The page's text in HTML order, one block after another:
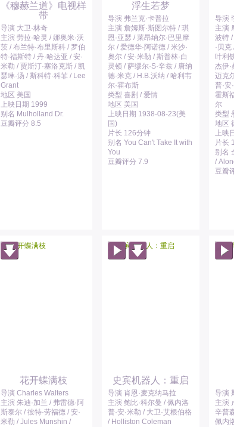
《穆赫兰道》电视样
带
导演 大卫·林奇
主演 劳拉·哈灵 / 娜奥米·沃
茨 / 布兰特·布里斯科 / 罗伯
特·福斯特 / 丹·哈达亚 / 安·
米勒 / 贾斯汀·塞洛克斯 / 凯
瑟琳·汤 / 斯科特·科菲 / Lee
Grant
地区 美国
上映日期 1999
别名 Mulholland Dr.
豆瓣评分 8.5
浮生若梦
导演 弗兰克·卡普拉
主演 詹姆斯·斯图尔特 / 琪
恩·亚瑟 / 莱昂纳尔·巴里摩
尔 / 爱德华·阿诺德 / 米沙·
奥尔 / 安·米勒 / 斯普林·白
灵顿 / 萨缪尔·S·辛兹 / 唐纳
德·米克 / H.B.沃纳 / 哈利韦
尔·霍布斯
类型 喜剧 / 爱情
地区 美国
上映日期 1938-08-23(美
国)
片长 126分钟
别名 You Can't Take It with
You
豆瓣评分 7.9
导演
主演
波特
·贝克
叶利
杰伊·
迈克
普·安
霍斯
尔
类型
地区
上映
片长
别名
/
豆瓣
花开蝶满枝
导演 Charles Walters
主演 朱迪·加兰 / 弗雷德·阿
斯泰尔 / 彼特·劳福德 / 安·
米勒 / Jules Munshin /
史宾机器人：重启
导演 肖恩·麦克纳马拉
主演 鲍比·科尔曼 / 佩内洛
普·安·米勒 / 大卫·艾根伯格
/ Holliston Coleman
导演
主演
辛普
佩内